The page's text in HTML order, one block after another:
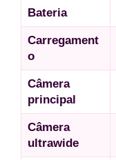
Bateria
Carregament
o
Câmera
principal
Câmera
ultrawide